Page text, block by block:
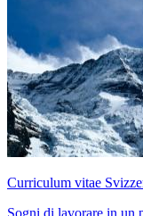
Curriculum vitae
Sogni di lavorare in un